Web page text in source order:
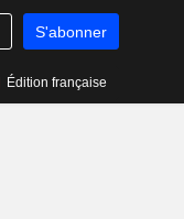
S'abonner
Édition française